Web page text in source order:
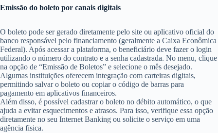
Emissão do boleto por canais digitais
O boleto pode ser gerado diretamente pelo site ou aplicativo oficial do
banco responsável pelo financiamento (geralmente a Caixa Econômica
Federal). Após acessar a plataforma, o beneficiário deve fazer o login
utilizando o número do contrato e a senha cadastrada. No menu, clique
na opção de “Emissão de Boletos” e selecione o mês desejado.
Algumas instituições oferecem integração com carteiras digitais,
permitindo salvar o boleto ou copiar o código de barras para
pagamento em aplicativos financeiros.
Além disso, é possível cadastrar o boleto no débito automático, o que
ajuda a evitar esquecimentos e atrasos. Para isso, verifique essa opção
diretamente no seu Internet Banking ou solicite o serviço em uma
agência física.